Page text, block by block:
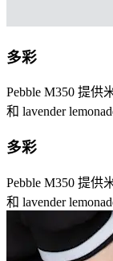
多彩
Pebble M350 提供
和 lavender
多彩
Pebble M350 提供
和 lavender